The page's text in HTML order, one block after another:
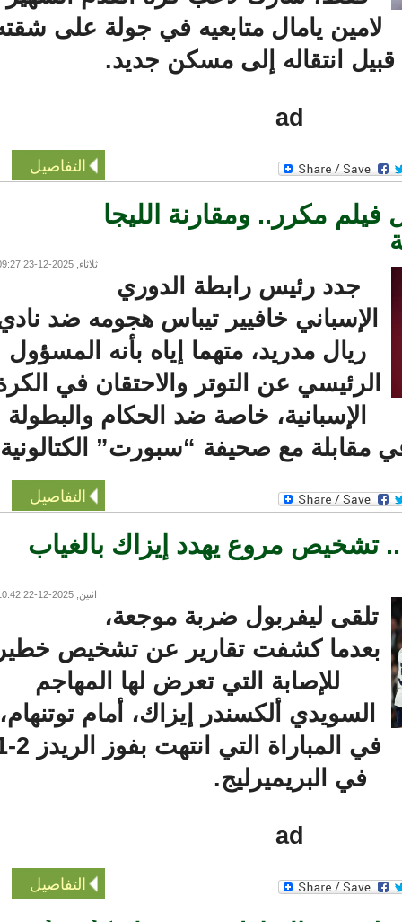
لامين يامال متابعيه في جولة على شقته
انتقاله إلى مسكن جديد.
ad
التفاصيل
مكرر.. ومقارنة الليجا
ثلاثاء, 2025-12-23 09:27
جدد رئيس رابطة الدوري
الإسباني خافيير تيباس هجومه ضد نادي
ريال مدريد، متهما إياه بأنه المسؤول
الرئيسي عن التوتر والاحتقان في الكرة
الإسبانية، خاصة ضد الحكام والبطولة
مع صحيفة “سبورت” الكتالونية.
التفاصيل
مروع يهدد إيزاك بالغياب
اثنين, 2025-12-22 10:42
تلقى ليفربول ضربة موجعة،
بعدما كشفت تقارير عن تشخيص خطير
للإصابة التي تعرض لها المهاجم
السويدي ألكسندر إيزاك، أمام توتنهام،
في المباراة التي انتهت بفوز الريدز 2-1
في البريميرليج.
ad
التفاصيل